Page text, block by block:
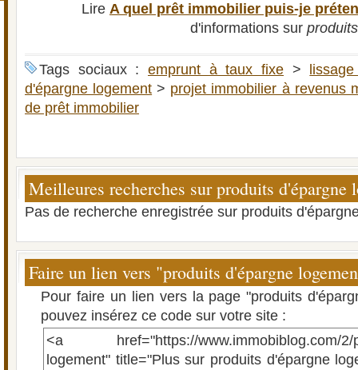
Lire A quel prêt immobilier puis-je
d'informations sur
Tags sociaux : emprunt à taux fixe >
d'épargne logement > projet immobilier à revenus
de prêt immobilier
Meilleures recherches sur produits d'épargne
Pas de recherche enregistrée sur produits
Faire un lien vers "produits d'épargne
Pour faire un lien vers la page "produits
pouvez insérez ce code sur votre site :
<a href="https://www.immobiblog.com/2/
logement" title="Plus sur produits d'épargne